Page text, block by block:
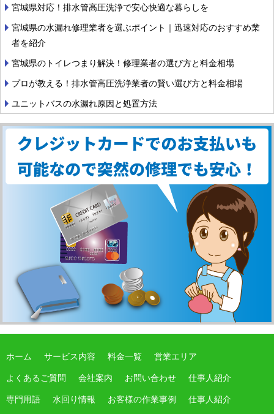
宮城県対応！排水管高圧洗浄で安心快適な暮らしを
宮城県の水漏れ修理業者を選ぶポイント｜迅速対応のおすすめ業
者を紹介
宮城県のトイレつまり解決！修理業者の選び方と料金相場
プロが教える！排水管高圧洗浄業者の賢い選び方と料金相場
ユニットバスの水漏れ原因と処置方法
ホーム サービス内容 料金一覧 営業エリア
よくあるご質問 会社案内 お問い合わせ 仕事人紹介
専門用語 水回り情報 お客様の作業事例 仕事人紹介